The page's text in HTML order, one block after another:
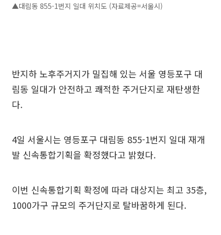
▲대림동 855-1번지 일대 위치도 (자료제공=서울시)
반지하 노후주거지가 밀집해 있는 서울 영등포구 대
림동 일대가 안전하고 쾌적한 주거단지로 재탄생한
다.
4일 서울시는 영등포구 대림동 855-1번지 일대 재개
발 신속통합기획을 확정했다고 밝혔다.
이번 신속통합기획 확정에 따라 대상지는 최고 35층,
1000가구 규모의 주거단지로 탈바꿈하게 된다.